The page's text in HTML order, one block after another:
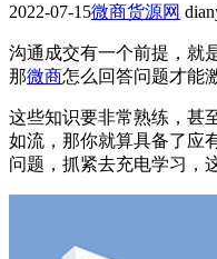
2022-07-15微商货源网
沟通成交有一个前提，就
那微商怎么回答问题才能
这些知识要非常熟练，甚
如流，那你就算具备了应
问题，抓紧去充电学习，